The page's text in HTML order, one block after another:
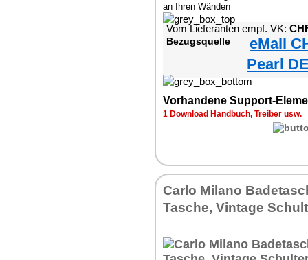
an Ihren Wänden
Vom Lieferanten empf. VK:
Bezugsquelle
eMall
Pearl
Vorhandene Support-
1 Download Handbuch, Treiber usw.
Carlo Milano
Tasche, Vintage